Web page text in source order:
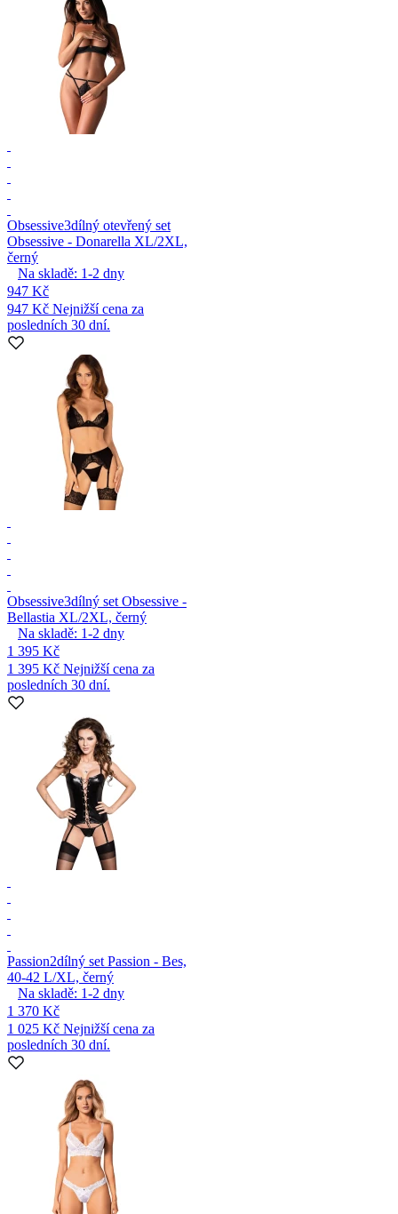
Obsessive3dílný otevřený set
Obsessive - Donarella XL/2XL,
černý
Na skladě: 1-2 dny
947 Kč
947 Kč Nejnižší cena za
posledních 30 dní.
Obsessive3dílný set Obsessive -
Bellastia XL/2XL, černý
Na skladě: 1-2 dny
1 395 Kč
1 395 Kč Nejnižší cena za
posledních 30 dní.
Passion2dílný set Passion - Bes,
40-42 L/XL, černý
Na skladě: 1-2 dny
1 370 Kč
1 025 Kč Nejnižší cena za
posledních 30 dní.